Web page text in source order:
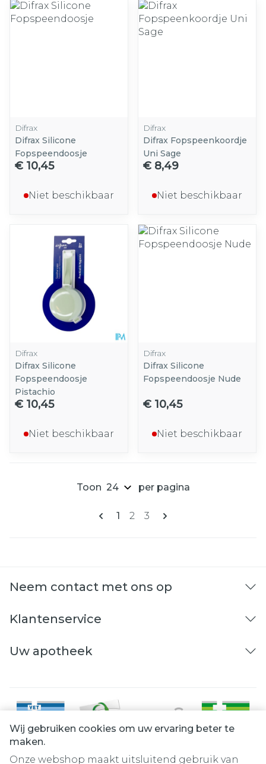
Wij gebruiken cookies om uw ervaring beter te
maken.
Onze webshop maakt uitsluitend gebruik van
Difrax
Difrax Silicone
Fopspeendoosje
€ 10,45
Niet beschikbaar
Difrax
Difrax Fopspeenkoordje
Uni Sage
€ 8,49
Niet beschikbaar
Difrax
Difrax Silicone
Fopspeendoosje
Pistachio
€ 10,45
Niet beschikbaar
Difrax
Difrax Silicone
Fopspeendoosje Nude
€ 10,45
Niet beschikbaar
Pagina's
U lees momenteel pagina
1 Pagina
2 Pagina
3
Toon per pagina
Neem contact met ons op
Klantenservice
Uw apotheek